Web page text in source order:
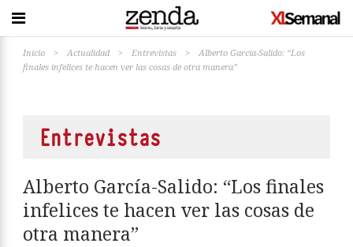
Inicio > Actualidad > Entrevistas >
Alberto García-Salido: “Los
finales infelices te hacen ver las cosas de otra manera”
Entrevistas
Alberto García-Salido: “Los finales
infelices te hacen ver las cosas de
otra manera”